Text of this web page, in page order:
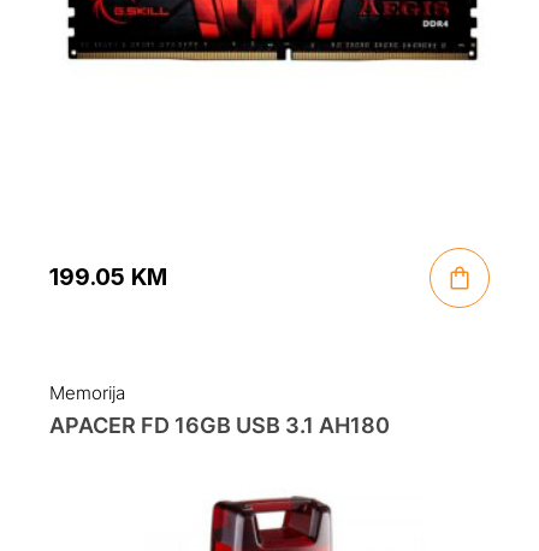
199.05 KM
Memorija
APACER FD 16GB USB 3.1 AH180